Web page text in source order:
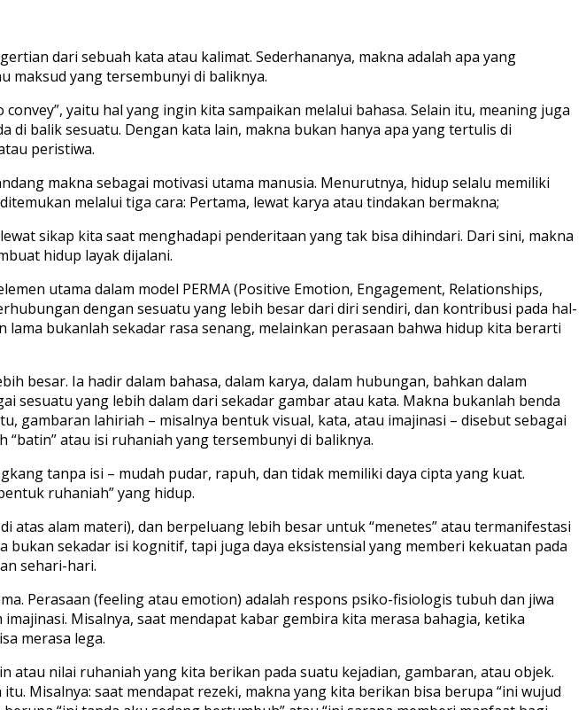
dari sebuah kata atau kalimat. Sederhananya, makna adalah apa yang
maksud yang tersembunyi di baliknya.
yaitu hal yang ingin kita sampaikan melalui bahasa. Selain itu, meaning juga
di balik sesuatu. Dengan kata lain, makna bukan hanya apa yang tertulis di
peristiwa.
makna sebagai motivasi utama manusia. Menurutnya, hidup selalu memiliki
melalui tiga cara: Pertama, lewat karya atau tindakan bermakna;
sikap kita saat menghadapi penderitaan yang tak bisa dihindari. Dari sini, makna
hidup layak dijalani.
utama dalam model PERMA (Positive Emotion, Engagement, Relationships,
dengan sesuatu yang lebih besar dari diri sendiri, dan kontribusi pada hal-
bukanlah sekadar rasa senang, melainkan perasaan bahwa hidup kita berarti
besar. Ia hadir dalam bahasa, dalam karya, dalam hubungan, bahkan dalam
sesuatu yang lebih dalam dari sekadar gambar atau kata. Makna bukanlah benda
gambaran lahiriah – misalnya bentuk visual, kata, atau imajinasi – disebut sebagai
“batin” atau isi ruhaniah yang tersembunyi di baliknya.
tanpa isi – mudah pudar, rapuh, dan tidak memiliki daya cipta yang kuat.
ruhaniah” yang hidup.
alam materi), dan berpeluang lebih besar untuk “menetes” atau termanifestasi
sekadar isi kognitif, tapi juga daya eksistensial yang memberi kekuatan pada
sehari-hari.
Perasaan (feeling atau emotion) adalah respons psiko-fisiologis tubuh dan jiwa
Misalnya, saat mendapat kabar gembira kita merasa bahagia, ketika
merasa lega.
atau nilai ruhaniah yang kita berikan pada suatu kejadian, gambaran, atau objek.
Misalnya: saat mendapat rezeki, makna yang kita berikan bisa berupa “ini wujud